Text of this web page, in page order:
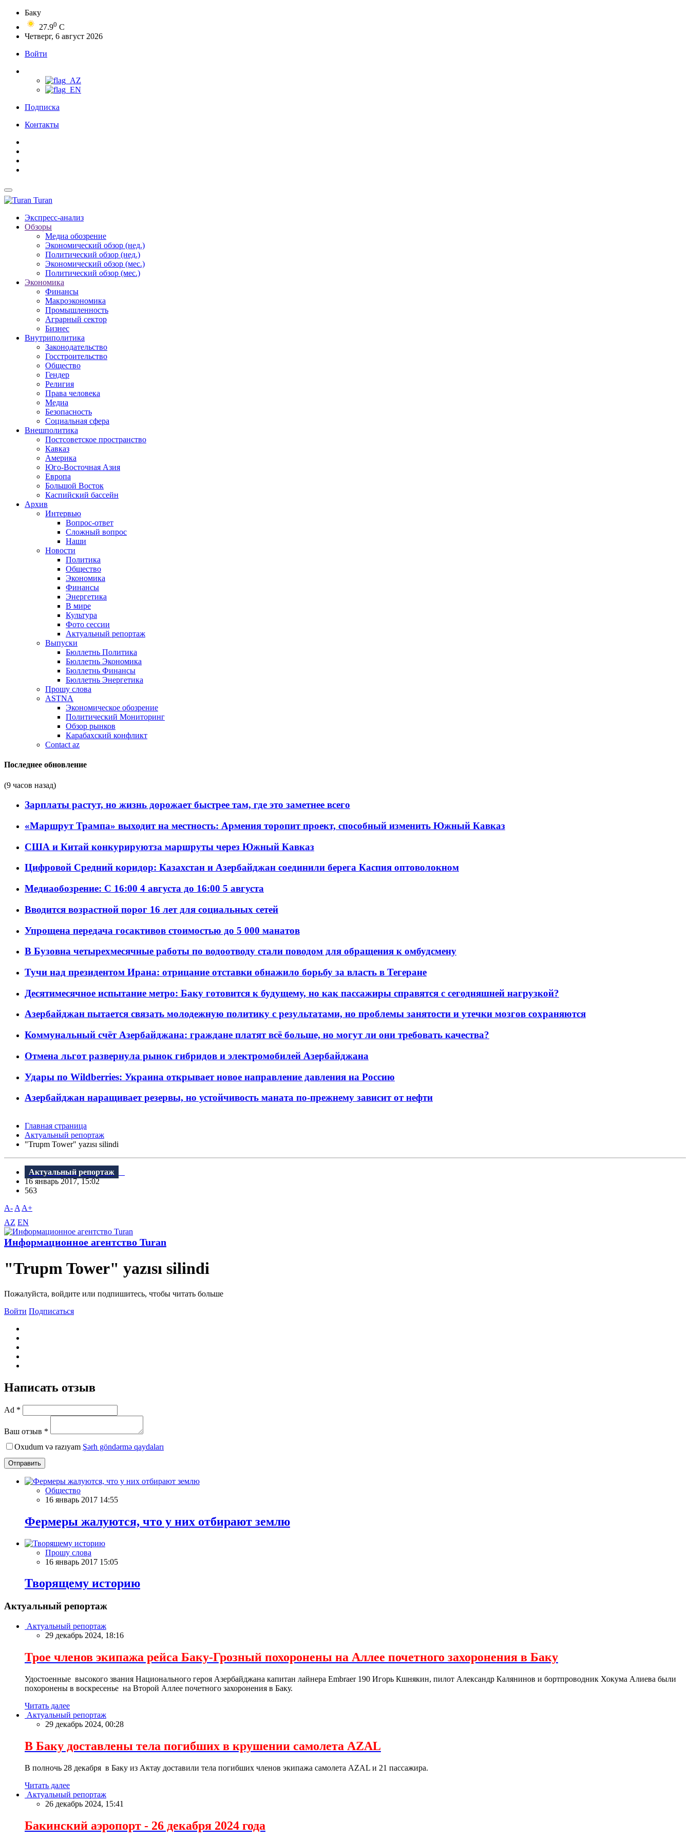
Баку
27.90 C
Четверг, 6 август 2026
Войти
Подписка
Контакты
Turan
Экспресс-анализ
Обзоры
Медиа обозрение
Экономический обзор (нед.)
Политический обзор (нед.)
Экономический обзор (мес.)
Политический обзор (мес.)
Экономика
Финансы
Макроэкономика
Промышленность
Аграрный сектор
Бизнес
Внутриполитика
Законодательство
Госстроительство
Общество
Гендер
Религия
Права человека
Медиа
Безопасность
Социальная сфера
Внешполитика
Постсоветское пространство
Кавказ
Америка
Юго-Восточная Азия
Европа
Большой Восток
Каспийский бассейн
Архив
Интервью
Вопрос-ответ
Сложный вопрос
Наши
Новости
Политика
Общество
Экономика
Финансы
Энергетика
В мире
Культура
Фото сессии
Актуальный репортаж
Выпуски
Бюллетнь Политика
Бюллетнь Экономика
Бюллетнь Финансы
Бюллетнь Энергетика
Прошу слова
ASTNA
Экономическое обозрение
Политический Мониторинг
Обзор рынков
Карабахский конфликт
Contact az
Последнее обновление
(9 часов назад)
Зарплаты растут, но жизнь дорожает быстрее там, где это заметнее всего
«Маршрут Трампа» выходит на местность: Армения торопит проект, способный изменить Южный Кавказ
США и Китай конкурируютза маршруты через Южный Кавказ
Цифровой Средний коридор: Казахстан и Азербайджан соединили берега Каспия оптоволокном
Медиаобозрение: С 16:00 4 августа до 16:00 5 августа
Вводится возрастной порог 16 лет для социальных сетей
Упрощена передача госактивов стоимостью до 5 000 манатов
В Бузовна четырехмесячные работы по водоотводу стали поводом для обращения к омбудсмену
Тучи над президентом Ирана: отрицание отставки обнажило борьбу за власть в Тегеране
Десятимесячное испытание метро: Баку готовится к будущему, но как пассажиры справятся с сегодняшней нагрузкой?
Азербайджан пытается связать молодежную политику с результатами, но проблемы занятости и утечки мозгов сохраняются
Коммунальный счёт Азербайджана: граждане платят всё больше, но могут ли они требовать качества?
Отмена льгот развернула рынок гибридов и электромобилей Азербайджана
Удары по Wildberries: Украина открывает новое направление давления на Россию
Азербайджан наращивает резервы, но устойчивость маната по-прежнему зависит от нефти
Главная страница
Актуальный репортаж
"Trupm Tower" yazısı silindi
Актуальный репортаж
16 январь 2017, 15:02
563
A- A A+
AZ EN
Информационное агентство Turan
"Trupm Tower" yazısı silindi
Пожалуйста, войдите или подпишитесь, чтобы читать больше
Войти Подписаться
Написать отзыв
Ad *
Ваш отзыв *
Oxudum və razıyam Şərh göndərmə qaydaları
Отправить
Общество
16 январь 2017 14:55
Фермеры жалуются, что у них отбирают землю
Прошу слова
16 январь 2017 15:05
Творящему историю
Актуальный репортаж
Актуальный репортаж
29 декабрь 2024, 18:16
Трое членов экипажа рейса Баку-Грозный похоронены на Аллее почетного захоронения в Баку
Удостоенные высокого звания Национального героя Азербайджана капитан лайнера Embraer 190 Игорь Кшнякин, пилот Александр Калянинов и бортпроводник Хокума Алиева были
похоронены в воскресенье на Второй Аллее почетного захоронения в Баку.
Читать далее
Актуальный репортаж
29 декабрь 2024, 00:28
В Баку доставлены тела погибших в крушении самолета AZAL
В полночь 28 декабря в Баку из Актау доставили тела погибших членов экипажа самолета AZAL и 21 пассажира.
Читать далее
Актуальный репортаж
26 декабрь 2024, 15:41
Бакинский аэропорт - 26 декабря 2024 года